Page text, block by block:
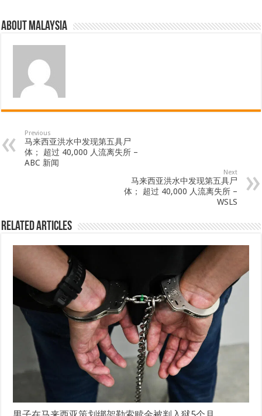
About Malaysia
Previous
马来西亚洪水中发现第五具尸
体； 超过 40,000 人流离失所 –
ABC 新闻
Next
马来西亚洪水中发现第五具尸
体； 超过 40,000 人流离失所 –
WSLS
Related Articles